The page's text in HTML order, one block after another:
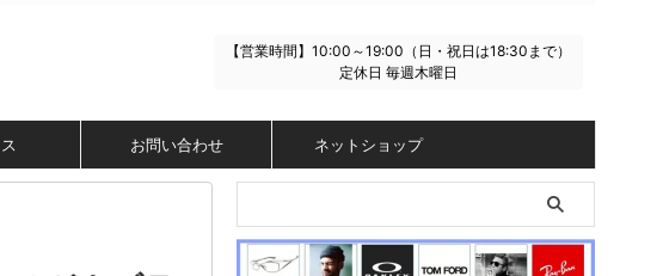
【営業時間】10:00～19:00（日・祝日は18:30まで）
定休日 毎週木曜日
お問い合わせ ネットショップ